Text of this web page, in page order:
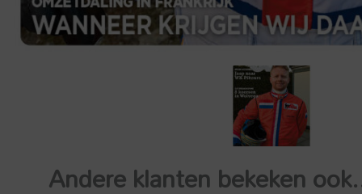
Andere klanten bekeken